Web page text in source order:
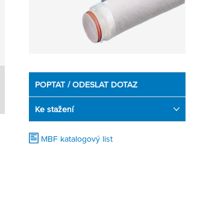
POPTAT / ODESLAT DOTAZ
Ke stažení
MBF katalogový list